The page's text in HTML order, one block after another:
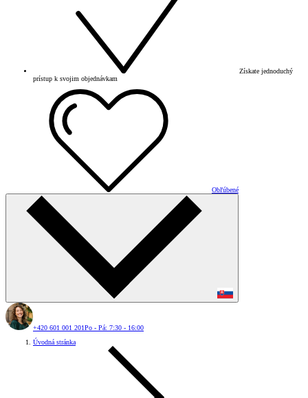
Získate jednoduchý
prístup k svojim objednávkam
Obľúbené
+420 601 001 201Po - Pá: 7:30 - 16:00
Úvodná stránka